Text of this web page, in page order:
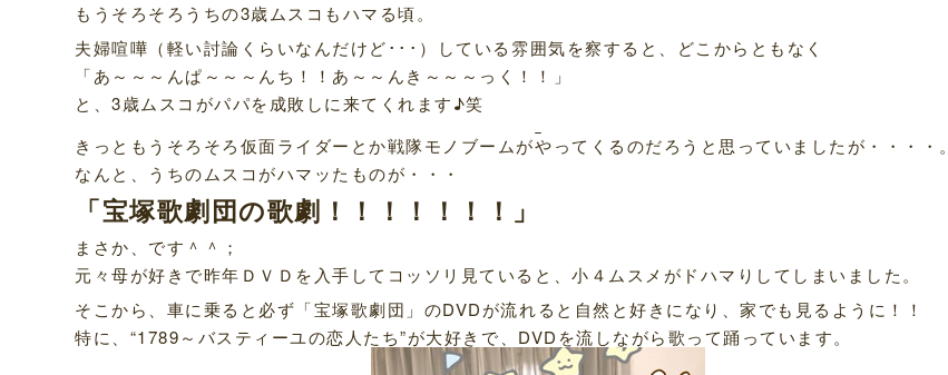
もうそろそろうちの3歳ムスコもハマる頃。
夫婦喧嘩（軽い討論くらいなんだけど･･･）している雰囲気を察すると、どこからともなく
「あ～～～んぱ～～～んち！！あ～～んき～～～っく！！」
と、3歳ムスコがパパを成敗しに来てくれます♪笑
きっともうそろそろ仮面ライダーとか戦隊モノブームがやってくるのだろうと思っていましたが・・・・。
なんと、うちのムスコがハマッたものが・・・
「宝塚歌劇団の歌劇！！！！！！！」
まさか、です＾＾；
元々母が好きで昨年ＤＶＤを入手してコッソリ見ていると、小４ムスメがドハマりしてしまいました。
そこから、車に乗ると必ず「宝塚歌劇団」のDVDが流れると自然と好きになり、家でも見るように！！
特に、“1789～バスティーユの恋人たち”が大好きで、DVDを流しながら歌って踊っています。